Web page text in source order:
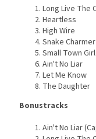
Long Live The
Heartless
High Wire
Snake Charmer
Small Town Girl
Ain't No Liar
Let Me Know
The Daughter
Bonustracks
Ain't No Liar